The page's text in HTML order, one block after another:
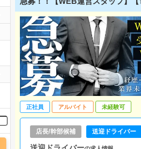
正社員 アルバイト 未経験可
店長/幹部候補 送迎ドライバー